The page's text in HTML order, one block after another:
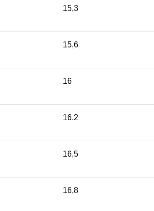
15,3
15,6
16
16,2
16,5
16,8